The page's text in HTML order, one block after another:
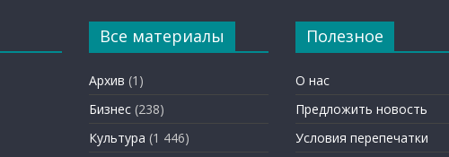
Все материалы
Архив (1)
Бизнес (238)
Культура (1 446)
Полезное
О нас
Предложить новость
Условия перепечатки